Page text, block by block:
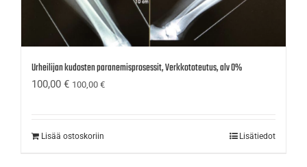
Urheilijan kudosten paranemisprosessit, Verkkototeutus, alv 0%
100,00 € 100,00 €
Lisää ostoskoriin Lisätiedot